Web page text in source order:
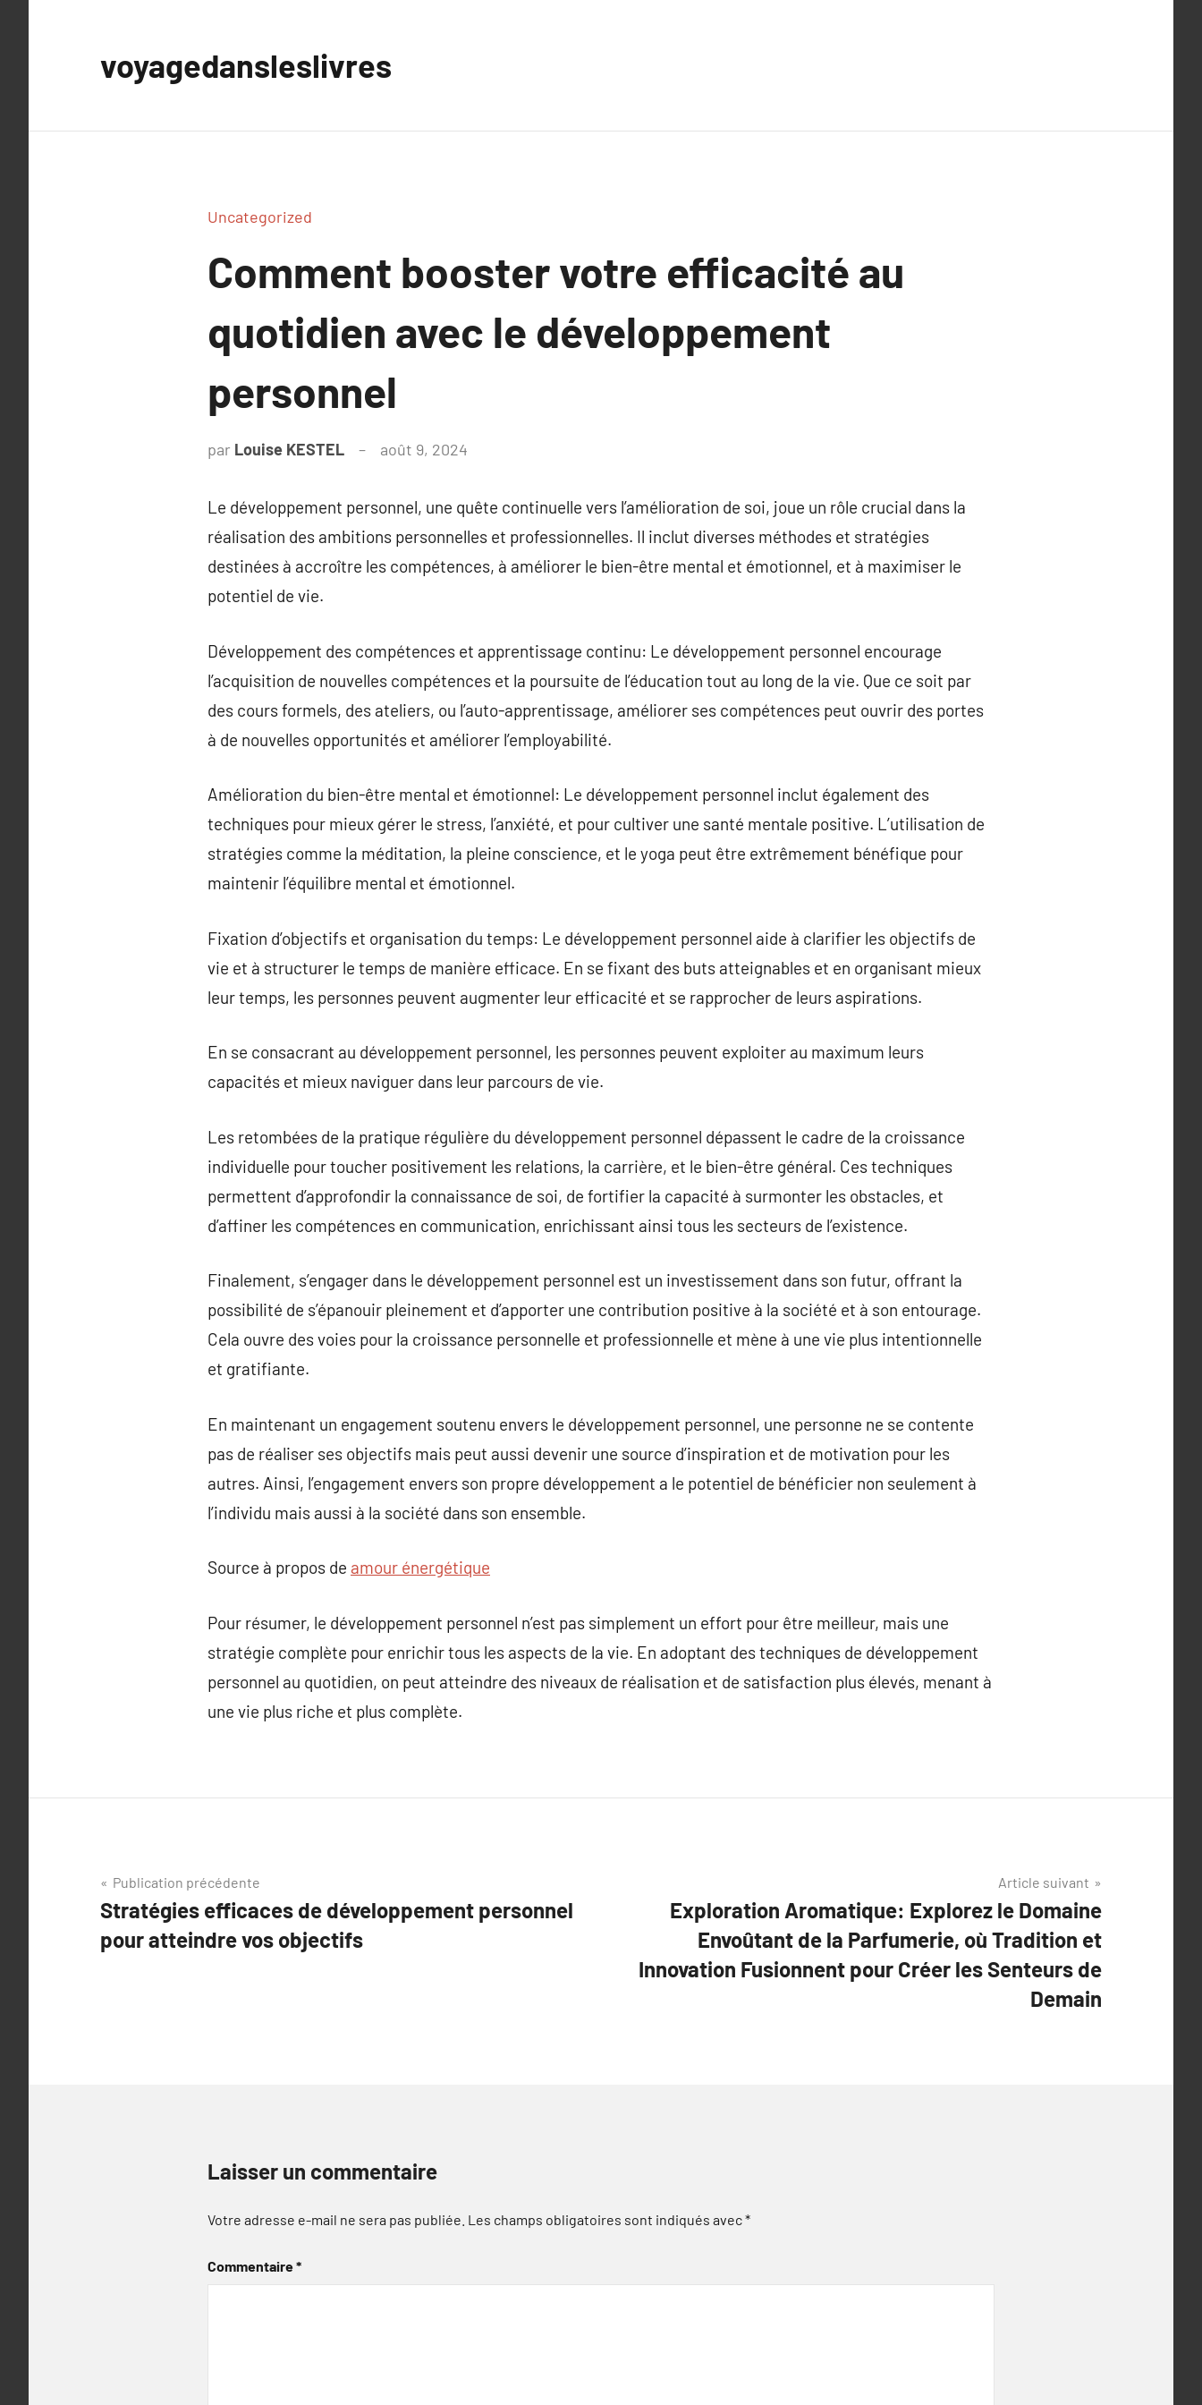
voyagedansleslivres
Uncategorized
Comment booster votre efficacité au
quotidien avec le développement
personnel
par Louise KESTEL août 9, 2024
Le développement personnel, une quête continuelle vers l’amélioration de soi, joue un rôle crucial dans la
réalisation des ambitions personnelles et professionnelles. Il inclut diverses méthodes et stratégies
destinées à accroître les compétences, à améliorer le bien-être mental et émotionnel, et à maximiser le
potentiel de vie.
Développement des compétences et apprentissage continu: Le développement personnel encourage
l’acquisition de nouvelles compétences et la poursuite de l’éducation tout au long de la vie. Que ce soit par
des cours formels, des ateliers, ou l’auto-apprentissage, améliorer ses compétences peut ouvrir des portes
à de nouvelles opportunités et améliorer l’employabilité.
Amélioration du bien-être mental et émotionnel: Le développement personnel inclut également des
techniques pour mieux gérer le stress, l’anxiété, et pour cultiver une santé mentale positive. L’utilisation de
stratégies comme la méditation, la pleine conscience, et le yoga peut être extrêmement bénéfique pour
maintenir l’équilibre mental et émotionnel.
Fixation d’objectifs et organisation du temps: Le développement personnel aide à clarifier les objectifs de
vie et à structurer le temps de manière efficace. En se fixant des buts atteignables et en organisant mieux
leur temps, les personnes peuvent augmenter leur efficacité et se rapprocher de leurs aspirations.
En se consacrant au développement personnel, les personnes peuvent exploiter au maximum leurs
capacités et mieux naviguer dans leur parcours de vie.
Les retombées de la pratique régulière du développement personnel dépassent le cadre de la croissance
individuelle pour toucher positivement les relations, la carrière, et le bien-être général. Ces techniques
permettent d’approfondir la connaissance de soi, de fortifier la capacité à surmonter les obstacles, et
d’affiner les compétences en communication, enrichissant ainsi tous les secteurs de l’existence.
Finalement, s’engager dans le développement personnel est un investissement dans son futur, offrant la
possibilité de s’épanouir pleinement et d’apporter une contribution positive à la société et à son entourage.
Cela ouvre des voies pour la croissance personnelle et professionnelle et mène à une vie plus intentionnelle
et gratifiante.
En maintenant un engagement soutenu envers le développement personnel, une personne ne se contente
pas de réaliser ses objectifs mais peut aussi devenir une source d’inspiration et de motivation pour les
autres. Ainsi, l’engagement envers son propre développement a le potentiel de bénéficier non seulement à
l’individu mais aussi à la société dans son ensemble.
Source à propos de amour énergétique
Pour résumer, le développement personnel n’est pas simplement un effort pour être meilleur, mais une
stratégie complète pour enrichir tous les aspects de la vie. En adoptant des techniques de développement
personnel au quotidien, on peut atteindre des niveaux de réalisation et de satisfaction plus élevés, menant à
une vie plus riche et plus complète.
Navigation
de
l’article
Publication précédente
Stratégies efficaces de développement personnel
pour atteindre vos objectifs
Article suivant
Exploration Aromatique: Explorez le Domaine
Envoûtant de la Parfumerie, où Tradition et
Innovation Fusionnent pour Créer les Senteurs de
Demain
Laisser un commentaire
Votre adresse e-mail ne sera pas publiée. Les champs obligatoires sont indiqués avec*
Commentaire*